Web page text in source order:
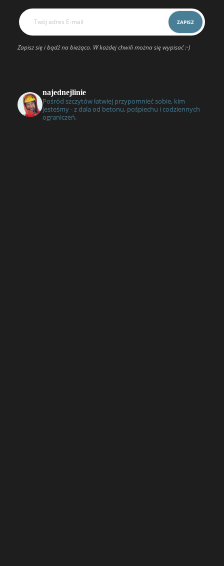
Zapisz się i bądź na bieżąco. W każdej chwili można się wypisać :-)
najednejlinie
Pośród szczytów łatwiej przypomnieć sobie, kim
jesteśmy - z dala od betonu, pośpiechu i codziennych
ograniczeń.